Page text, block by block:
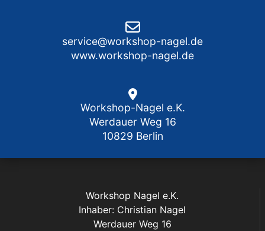
service@workshop-nagel.de
www.workshop-nagel.de
Workshop-Nagel e.K.
Werdauer Weg 16
10829 Berlin
Workshop Nagel e.K.
Inhaber: Christian Nagel
Werdauer Weg 16